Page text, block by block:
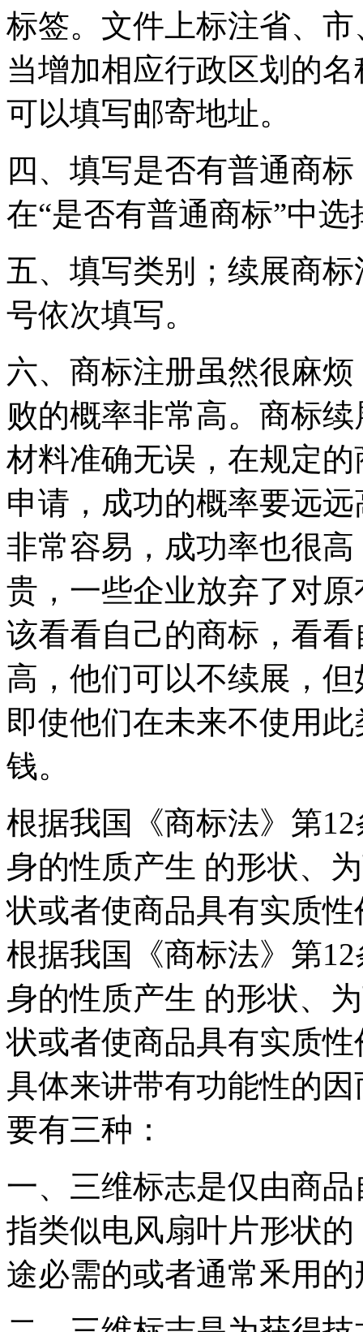
标签。文件上标注省、
当增加相应行政区划的
可以填写邮寄地址。
四、填写是否有普通商
在“是否有普通商标”中选
五、填写类别；续展商
号依次填写。
六、商标注册虽然很麻
败的概率非常高。商标
材料准确无误，在规定
申请，成功的概率要远
非常容易，成功率也很
贵，一些企业放弃了对
该看看自己的商标，看
高，他们可以不续展，
即使他们在未来不使用
钱。
根据我国《商标法》第
身的性质产生 的形状、
状或者使商品具有实质
根据我国《商标法》第
身的性质产生 的形状、
状或者使商品具有实质
具体来讲带有功能性的
要有三种：
一、三维标志是仅由商
指类似电风扇叶片形状
途必需的或者通常釆用